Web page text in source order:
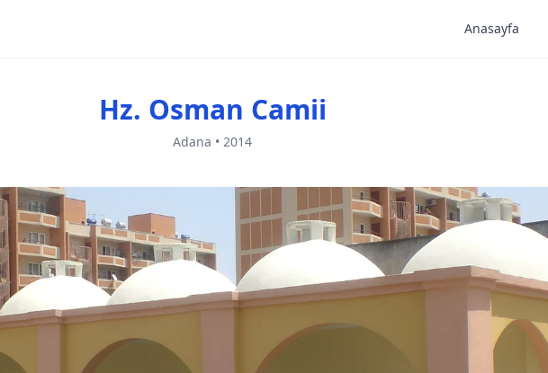
Anasayfa
Hz. Osman Camii
Adana • 2014